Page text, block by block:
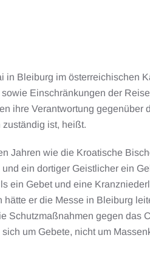
in Bleiburg im österreichischen
Einschränkungen der
ihre Verantwortung gegenüber
ist, heißt.
Jahren wie die Kroatische
ein dortiger Geistlicher ein
ein Gebet und eine
er die Messe in Bleiburg
Schutzmaßnahmen gegen das
um Gebete, nicht um